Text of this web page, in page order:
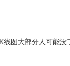
图大部分人可能没